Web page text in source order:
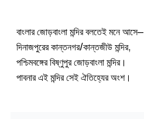
বাংলার জোড়বাংলা মন্দির বলতেই মনে আসে—
দিনাজপুরের কান্তনগর/কান্তজীউ মন্দির,
পশ্চিমবঙ্গের বিষ্ণুপুর জোড়বাংলা মন্দির।
পাবনার এই মন্দির সেই ঐতিহ্যের অংশ।